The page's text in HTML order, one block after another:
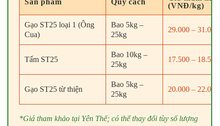
Sản phẩm Quy cách
(VNĐ/kg)
Gạo ST25 loại 1 (Ông
Cua)
Bao 5kg –
25kg
29.000 – 31.000
Tấm ST25
Bao 10kg –
25kg
17.500 – 18.500
Gạo ST25 từ thiện
Bao 5kg –
25kg
20.000 – 22.000
*Giá tham khảo tại Yên Thế; có thể thay đổi tùy số lượng